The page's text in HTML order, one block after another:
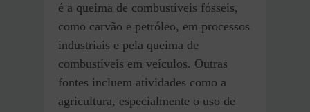
é a queima de combustíveis fósseis,
como carvão e petróleo, em processos
industriais e pela queima de
combustíveis em veículos. Outras
fontes incluem atividades como a
agricultura, especialmente o uso de